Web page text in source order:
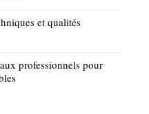
et qualités
professionnels pour